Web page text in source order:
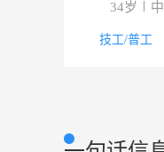
34岁
技工/普工